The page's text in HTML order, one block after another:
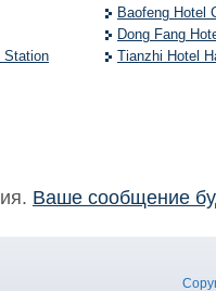
Station
Baofeng Hotel
Dong Fang
Tianzhi Hotel
Ваше сообщение